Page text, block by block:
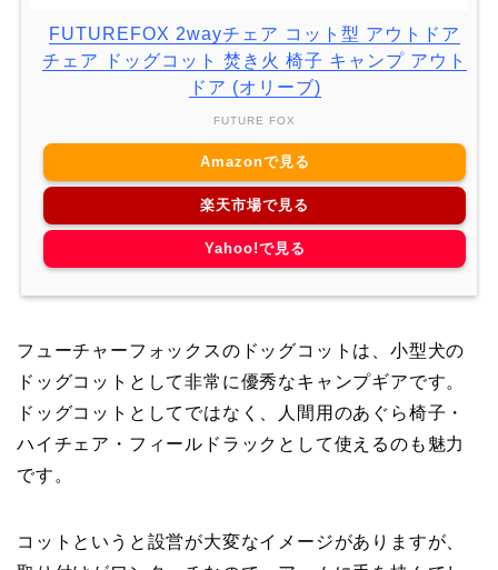
FUTUREFOX 2wayチェア コット型 アウトドア
チェア ドッグコット 焚き火 椅子 キャンプ アウト
ドア (オリーブ)
FUTURE FOX
Amazonで見る
楽天市場で見る
Yahoo!で見る
フューチャーフォックスのドッグコットは、小型犬の
ドッグコットとして非常に優秀なキャンプギアです。
ドッグコットとしてではなく、人間用のあぐら椅子・
ハイチェア・フィールドラックとして使えるのも魅力
です。
コットというと設営が大変なイメージがありますが、